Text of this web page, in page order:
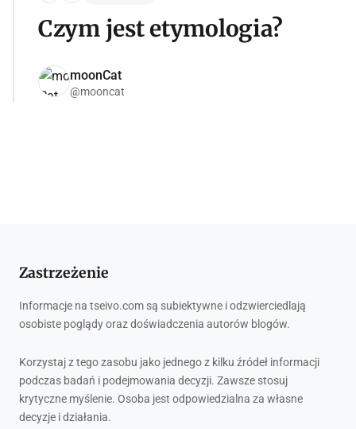
Czym jest etymologia?
moonCat
@mooncat
Zastrzeżenie
Informacje na tseivo.com są subiektywne i odzwierciedlają
osobiste poglądy oraz doświadczenia autorów blogów.
Korzystaj z tego zasobu jako jednego z kilku źródeł informacji
podczas badań i podejmowania decyzji. Zawsze stosuj
krytyczne myślenie. Osoba jest odpowiedzialna za własne
decyzje i działania.